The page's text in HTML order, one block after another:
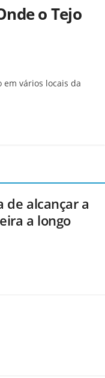
o Tejo
em vários locais da
de alcançar a
a longo